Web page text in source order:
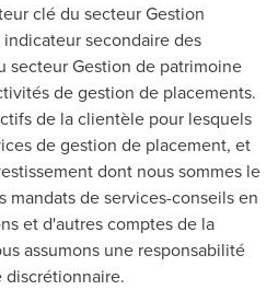
clé du secteur Gestion
secondaire des
secteurGestion de patrimoine
de gestion de placements.
de la clientèle pour lesquels
de gestion de placement, et
dont nous sommes le
mandats de services-conseils en
et d'autres comptes de la
assumons une responsabilité